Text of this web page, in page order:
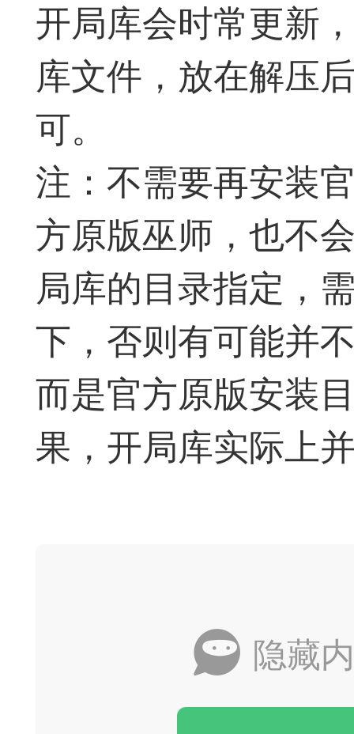
飞刀陷阱 阶
境界 Lv11
VIP11
11-05 07:41
电脑端 公
随身带的象棋藏
是象棋典籍宝库，是
的在线棋谱，将学习
适合学习。开局，中
开局库会时常更新
库文件，放在解压
可。
注：不需要再安装
方原版巫师，也不
局库的目录指定，
下，否则有可能并
而是官方原版安装
果，开局库实际上
隐藏